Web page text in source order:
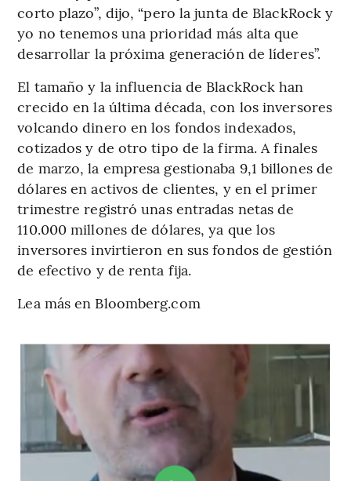
corto plazo”, dijo, “pero la junta de BlackRock y
yo no tenemos una prioridad más alta que
desarrollar la próxima generación de líderes”.
El tamaño y la influencia de BlackRock han
crecido en la última década, con los inversores
volcando dinero en los fondos indexados,
cotizados y de otro tipo de la firma. A finales
de marzo, la empresa gestionaba 9,1 billones de
dólares en activos de clientes, y en el primer
trimestre registró unas entradas netas de
110.000 millones de dólares, ya que los
inversores invirtieron en sus fondos de gestión
de efectivo y de renta fija.
Lea más en Bloomberg.com